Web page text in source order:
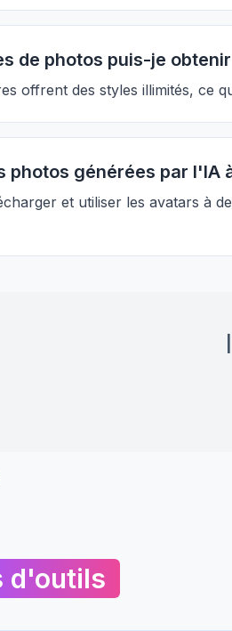
de photos puis-je
offrent des styles illimités, ce
photos générées par l'IA
et utiliser les avatars à
d'outils